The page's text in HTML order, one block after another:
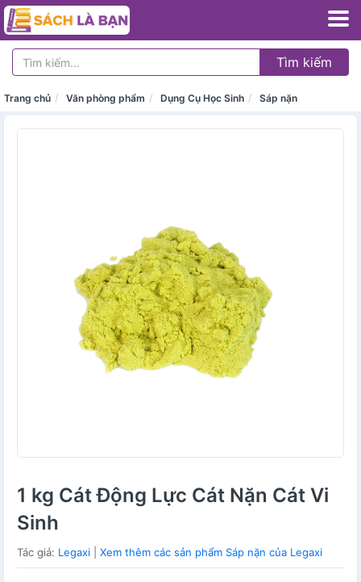
Tìm kiếm
Trang chủ Văn phòng phẩm Dụng Cụ Học Sinh Sáp nặn
1 kg Cát Động Lực Cát Nặn Cát Vi
Sinh
Tác giả: Legaxi Xem thêm các sản phẩm Sáp nặn của Legaxi